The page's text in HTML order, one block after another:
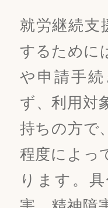
就労継続支
するために
や申請手
ず、利用対
持ちの方で
程度によっ
ります。